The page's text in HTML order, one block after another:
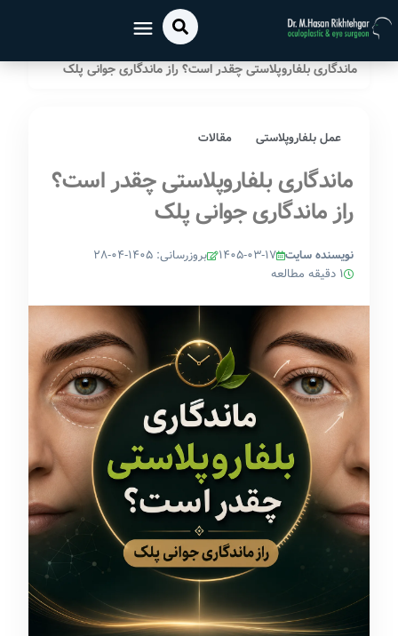
ماندگاری بلفاروپلاستی چقدر است؟ راز ماندگاری جوانی پلک
عمل بلفاروپلاستی مقالات
ماندگاری بلفاروپلاستی چقدر است؟
راز ماندگاری جوانی پلک
نویسنده سایت ۱۴۰۵-۰۳-۱۷
بروزرسانی: ۱۴۰۵-۰۴-۲۸
1 دقیقه مطالعه